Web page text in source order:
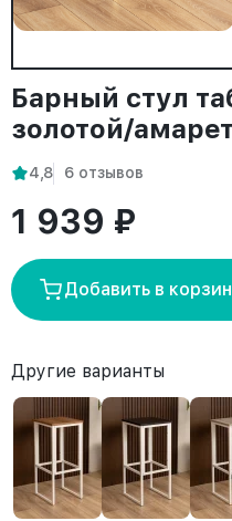
Барный стул
золотой/
4,8 6 отзывов
1 939 ₽
Добавить в
Другие варианты